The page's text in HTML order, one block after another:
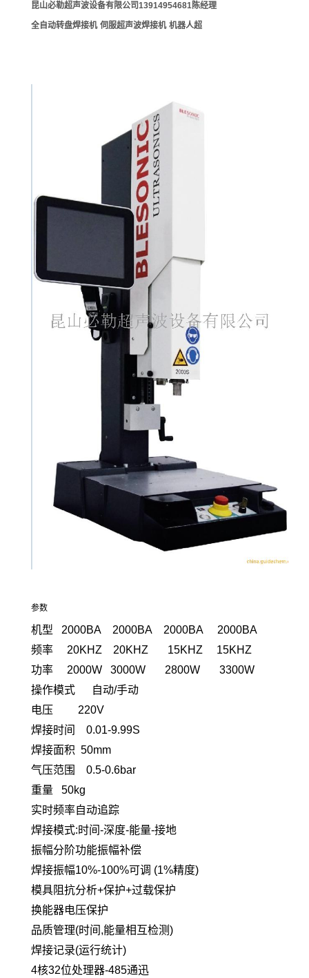
昆山必勒超声波设备有限公司13914954681陈经理
全自动转盘焊接机 伺服超声波焊接机 机器人超
参数
机型 2000BA 2000BA 2000BA 2000BA
频率 20KHZ 20KHZ 15KHZ 15KHZ
功率 2000W 3000W 2800W 3300W
操作模式
自动/手动
电压 220V
焊接时间
0.01-9.99S
焊接面积 50mm
气压范围
0.5-0.6bar
重量 50kg
实时频率自动追踪
焊接模式:时间-深度-能量-接地
振幅分阶功能振幅补偿
焊接振幅10%-100%可调 (1%精度)
模具阻抗分析+保护+过载保护
换能器电压保护
品质管理(时间 ,能量相互检测)
焊接记录(运行统计)
4核32位处理器-485通迅